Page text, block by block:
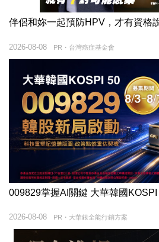
伴侶和妳一起預防HPV，才有資格
PR・台灣癌症基金會
2026-08-08
009829掌握AI關鍵 大華韓國
PR・大華銀全能行銷方案
2026-08-08